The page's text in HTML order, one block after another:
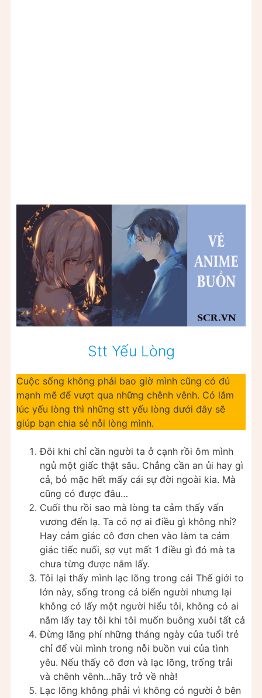
Stt Yếu Lòng
Cuộc sống không phải bao giờ mình cũng có đủ
mạnh mẽ để vượt qua những chênh vênh. Có lắm
lúc yếu lòng thì những stt yếu lòng dưới đây sẽ
giúp bạn chia sẻ nỗi lòng mình.
Đôi khi chỉ cần người ta ở cạnh rồi ôm mình
ngủ một giấc thật sâu. Chẳng cần an ủi hay gì
cả, bỏ mặc hết mấy cái sự đời ngoài kia. Mà
cũng có được đâu…
Cuối thu rồi sao mà lòng ta cảm thấy vấn
vương đến lạ. Ta có nợ ai điều gì không nhỉ?
Hay cảm giác cô đơn chen vào làm ta cảm
giác tiếc nuối, sợ vụt mất 1 điều gì đó mà ta
chưa từng được nắm lấy.
Tôi lại thấy mình lạc lõng trong cái Thế giới to
lớn này, sống trong cả biển người nhưng lại
không có lấy một người hiểu tôi, không có ai
nắm lấy tay tôi khi tôi muốn buông xuôi tất cả
Đừng lãng phí những tháng ngày của tuổi trẻ
chỉ để vùi mình trong nỗi buồn vui của tình
yêu. Nếu thấy cô đơn và lạc lõng, trống trải
và chênh vênh…hãy trở về nhà!
Lạc lõng không phải vì không có người ở bên